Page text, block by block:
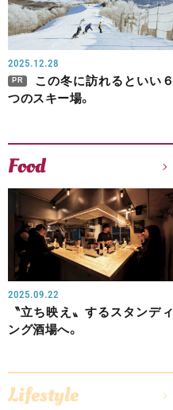
2025.12.28
PR
この冬に訪れるといい６
つのスキー場。
Food
2025.09.22
〝立ち映え〟するスタンディ
ング酒場へ。
Lifestyle